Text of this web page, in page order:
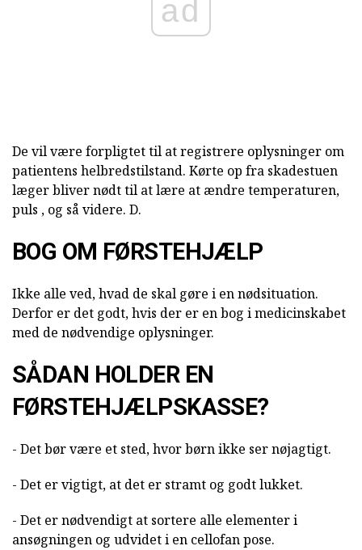
ad
De vil være forpligtet til at registrere oplysninger om
patientens helbredstilstand. Kørte op fra skadestuen
læger bliver nødt til at lære at ændre temperaturen,
puls , og så videre. D.
BOG OM FØRSTEHJÆLP
Ikke alle ved, hvad de skal gøre i en nødsituation.
Derfor er det godt, hvis der er en bog i medicinskabet
med de nødvendige oplysninger.
SÅDAN HOLDER EN
FØRSTEHJÆLPSKASSE?
- Det bør være et sted, hvor børn ikke ser nøjagtigt.
- Det er vigtigt, at det er stramt og godt lukket.
- Det er nødvendigt at sortere alle elementer i
ansøgningen og udvidet i en cellofan pose.